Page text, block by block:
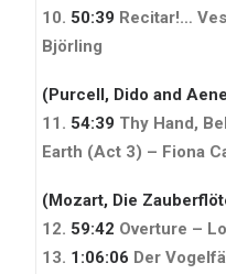
10. 50:39 Recitar!…
Björling
(Purcell, Dido and
11. 54:39 Thy Hand,
Earth (Act 3) – Fiona
(Mozart, Die
12. 59:42 Overture –
13. 1:06:06 Der